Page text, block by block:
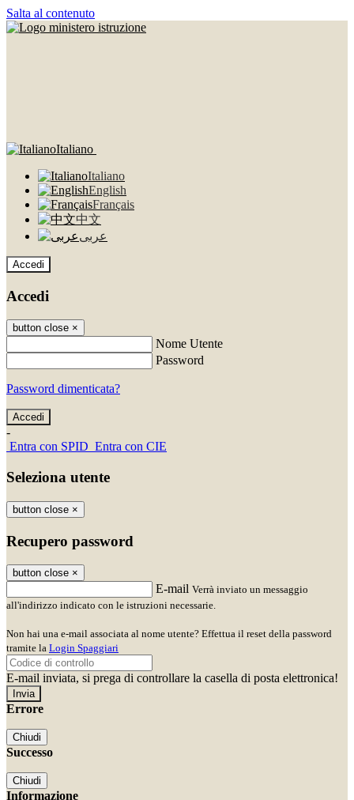
Salta al contenuto
Italiano
Italiano
English
Français
中文
عربى
Accedi
Accedi
button close ×
Nome Utente
Password
Password dimenticata?
-
Entra con SPID Entra con CIE
Seleziona utente
button close ×
Recupero password
button close ×
E-mail Verrà inviato un messaggio
all'indirizzo indicato con le istruzioni necessarie.
Non hai una e-mail associata al nome utente? Effettua il reset della password
tramite la Login Spaggiari
E-mail inviata, si prega di controllare la casella di posta elettronica!
Errore
Chiudi
Successo
Chiudi
Informazione